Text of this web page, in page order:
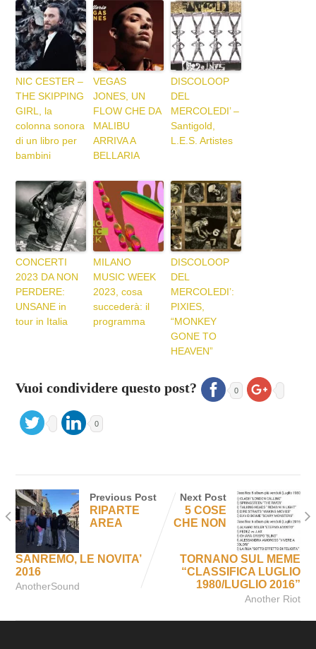
NIC CESTER –
THE SKIPPING
GIRL, la
colonna sonora
di un libro per
bambini
VEGAS
JONES, UN
FLOW CHE DA
MALIBU
ARRIVA A
BELLARIA
DISCOLOOP
DEL
MERCOLEDI’ –
Santigold,
L.E.S. Artistes
CONCERTI
2023 DA NON
PERDERE:
UNSANE in
tour in Italia
MILANO
MUSIC WEEK
2023, cosa
succederà: il
programma
DISCOLOOP
DEL
MERCOLEDI’:
PIXIES,
“MONKEY
GONE TO
HEAVEN”
Vuoi condividere questo post? 0
0
Previous Post
RIPARTE
AREA
SANREMO, LE NOVITA’
2016
AnotherSound
Next Post
5 COSE
CHE NON
TORNANO SUL MEME
“CLASSIFICA LUGLIO
1980/LUGLIO 2016”
Another Riot